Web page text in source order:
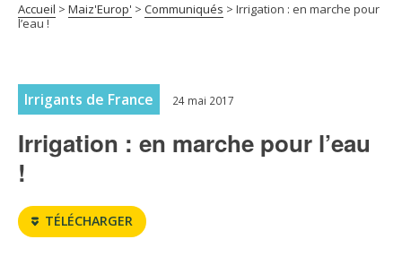
MAIZ’EUROP’
CERTIFICATION CE2+
AGPM MAÏS SEMENCE
Accueil > Maiz'Europ' > Communiqués > Irrigation : en marche pour
l’eau !
Irrigants de France 24 mai 2017
Irrigation : en marche pour l’eau
!
TÉLÉCHARGER